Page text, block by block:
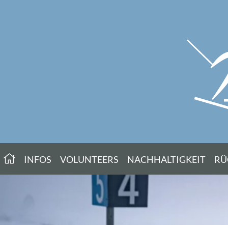
INFOS VOLUNTEERS NACHHALTIGKEIT